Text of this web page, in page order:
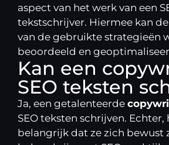
aspect van het werk van een
tekstschrijver. Hiermee kan
van de gebruikte strategieën
beoordeeld en
Kan een
SEO teksten
Ja, een getalenteerde
SEO teksten schrijven. Echter,
belangrijk dat ze zich bewust